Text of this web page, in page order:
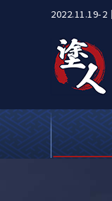
2022.11.19-2